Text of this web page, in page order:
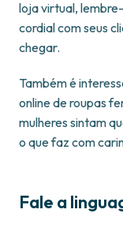
loja virtual,
cordial com seus
chegar.
Também é
online de roupas
mulheres sintam
o que faz com
Fale a